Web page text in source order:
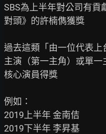
SBS為上半年對公司有貢
對頭》的許楠儁獲獎
過去這類「由一位代表
主演（第一主角）或單一
核心演員得獎
例如：
2019上半年 金南佶
2019下半年 李昇基